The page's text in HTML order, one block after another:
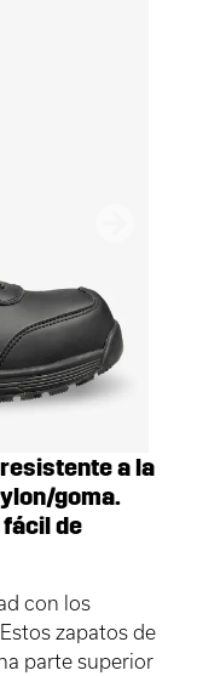
a la
goma.
de
con los
zapatos de
parte superior